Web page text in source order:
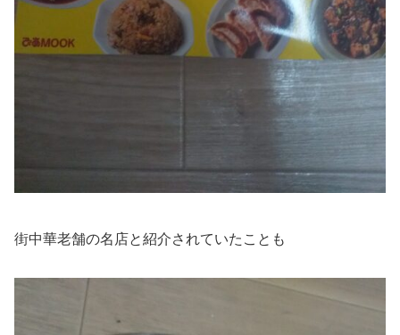
街中華老舗の名店と紹介されていたことも